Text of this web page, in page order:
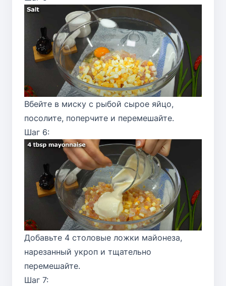
Вбейте в миску с рыбой сырое яйцо,
посолите, поперчите и перемешайте.
Шаг 6:
Добавьте 4 столовые ложки майонеза,
нарезанный укроп и тщательно
перемешайте.
Шаг 7: